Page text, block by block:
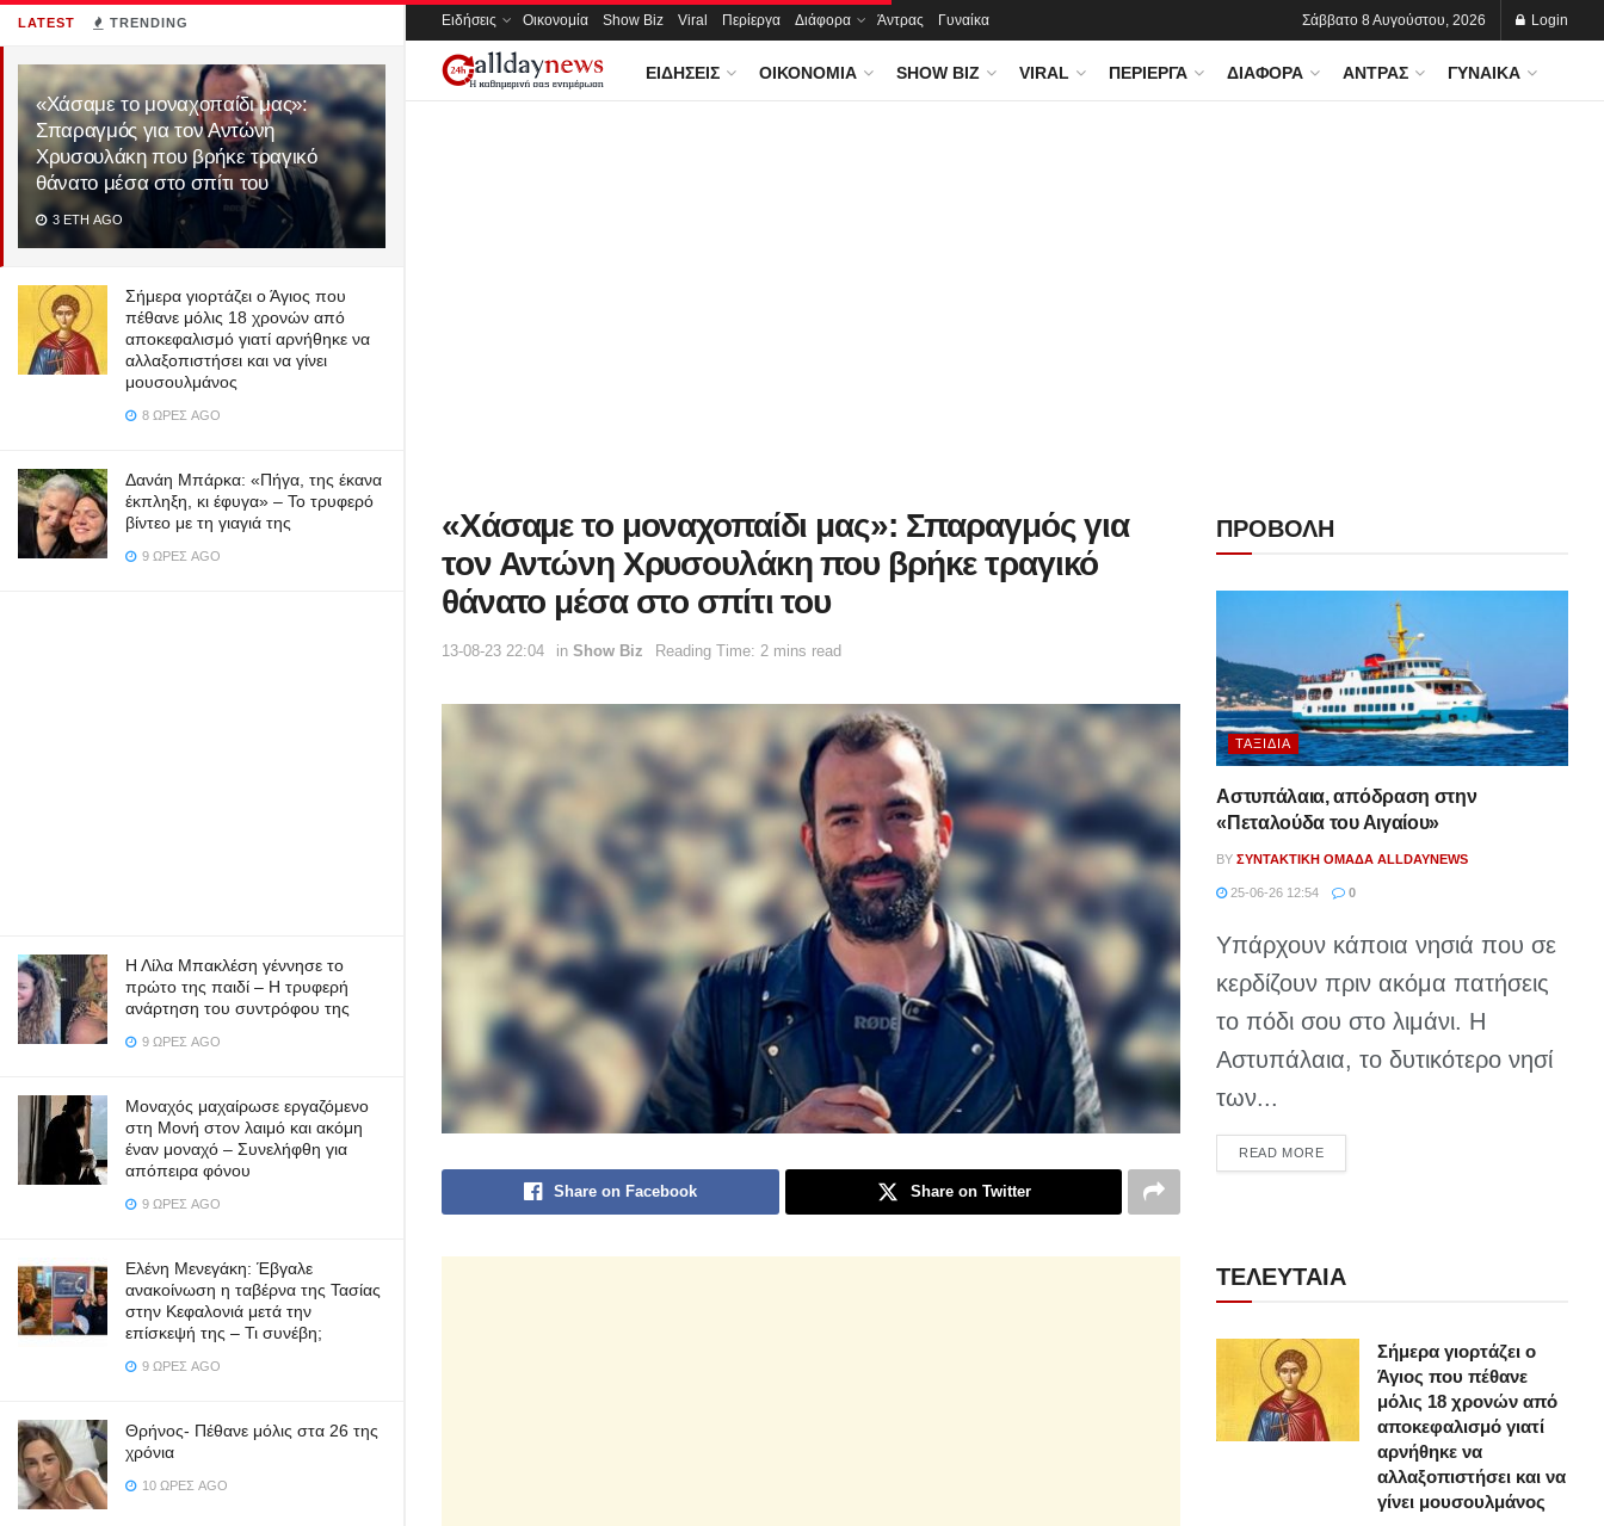
LATEST TRENDING
«Χάσαμε το μοναχοπαίδι μας»:
Σπαραγμός για τον Αντώνη
Χρυσουλάκη που βρήκε τραγικό
θάνατο μέσα στο σπίτι του
3 ΈΤΗ AGO
Σήμερα γιορτάζει ο Άγιος που
πέθανε μόλις 18 χρονών από
αποκεφαλισμό γιατί αρνήθηκε να
αλλαξοπιστήσει και να γίνει
μουσουλμάνος
8 ΏΡΕΣ AGO
Δανάη Μπάρκα: «Πήγα, της έκανα
έκπληξη, κι έφυγα» – Το τρυφερό
βίντεο με τη γιαγιά της
9 ΏΡΕΣ AGO
Η Λίλα Μπακλέση γέννησε το
πρώτο της παιδί – Η τρυφερή
ανάρτηση του συντρόφου της
9 ΏΡΕΣ AGO
Μοναχός μαχαίρωσε εργαζόμενο
στη Μονή στον λαιμό και ακόμη
έναν μοναχό – Συνελήφθη για
απόπειρα φόνου
9 ΏΡΕΣ AGO
Ελένη Μενεγάκη: Έβγαλε
ανακοίνωση η ταβέρνα της Τασίας
στην Κεφαλονιά μετά την
επίσκεψή της – Τι συνέβη;
9 ΏΡΕΣ AGO
Θρήνος- Πέθανε μόλις στα 26 της
χρόνια
10 ΏΡΕΣ AGO
Ειδήσεις Οικονομία Show Biz Viral Περίεργα Διάφορα Άντρας Γυναίκα Σάββατο 8 Αυγούστου, 2026 Login
ΕΙΔΉΣΕΙΣ ΟΙΚΟΝΟΜΊΑ SHOW BIZ VIRAL ΠΕΡΊΕΡΓΑ ΔΙΆΦΟΡΑ ΆΝΤΡΑΣ ΓΥΝΑΊΚΑ
«Χάσαμε το μοναχοπαίδι μας»: Σπαραγμός για
τον Αντώνη Χρυσουλάκη που βρήκε τραγικό
θάνατο μέσα στο σπίτι του
13-08-23 22:04 in Show Biz Reading Time: 2 mins read
Share on Facebook Share on Twitter
ΠΡΟΒΟΛΗ
ΤΑΞΊΔΙΑ
Αστυπάλαια, απόδραση στην
«Πεταλούδα του Αιγαίου»
BY ΣΥΝΤΑΚΤΙΚΉ ΟΜΆΔΑ ALLDAYNEWS
25-06-26 12:54 0
Υπάρχουν κάποια νησιά που σε
κερδίζουν πριν ακόμα πατήσεις
το πόδι σου στο λιμάνι. Η
Αστυπάλαια, το δυτικότερο νησί
των...
READ MOREDETAILS
ΤΕΛΕΥΤΑΙΑ
Σήμερα γιορτάζει ο
Άγιος που πέθανε
μόλις 18 χρονών από
αποκεφαλισμό γιατί
αρνήθηκε να
αλλαξοπιστήσει και να
γίνει μουσουλμάνος